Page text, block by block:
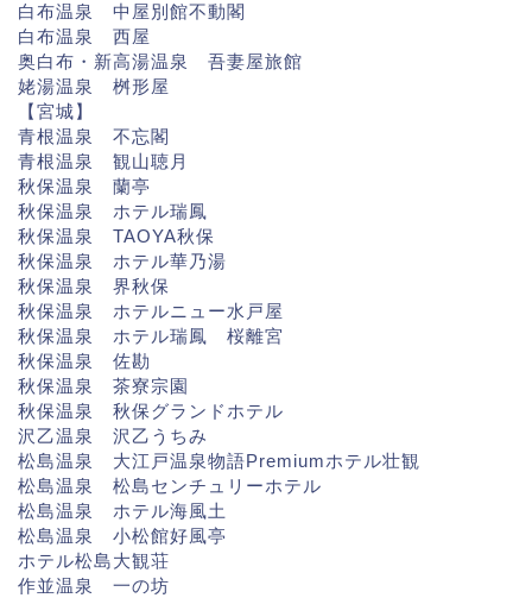
白布温泉 中屋別館不動閣
白布温泉 西屋
奥白布・新高湯温泉 吾妻屋旅館
姥湯温泉 桝形屋
【宮城】
青根温泉 不忘閣
青根温泉 観山聴月
秋保温泉 蘭亭
秋保温泉 ホテル瑞鳳
秋保温泉 TAOYA秋保
秋保温泉 ホテル華乃湯
秋保温泉 界秋保
秋保温泉 ホテルニュー水戸屋
秋保温泉 ホテル瑞鳳 桜離宮
秋保温泉 佐勘
秋保温泉 茶寮宗園
秋保温泉 秋保グランドホテル
沢乙温泉 沢乙うちみ
松島温泉 大江戸温泉物語Premiumホテル壮観
松島温泉 松島センチュリーホテル
松島温泉 ホテル海風土
松島温泉 小松館好風亭
ホテル松島大観荘
作並温泉 一の坊